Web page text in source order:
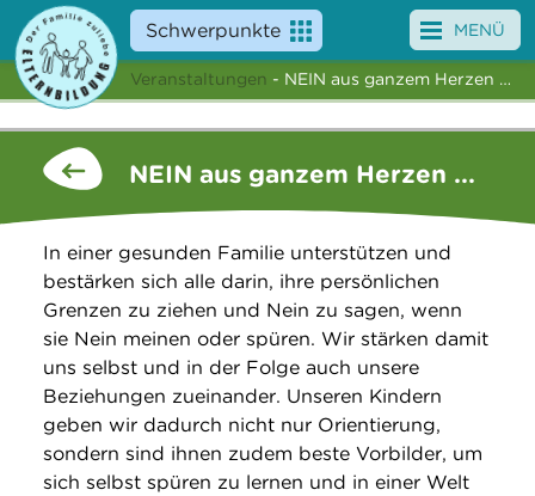
Schwerpunkte
Angebote
Veranstaltungen
Service
Über uns
Suche
MENÜ
Veranstaltungen - NEIN aus ganzem Herzen …
NEIN aus ganzem Herzen ...
In einer gesunden Familie unterstützen und
bestärken sich alle darin, ihre persönlichen
Grenzen zu ziehen und Nein zu sagen, wenn
sie Nein meinen oder spüren. Wir stärken damit
uns selbst und in der Folge auch unsere
Beziehungen zueinander. Unseren Kindern
geben wir dadurch nicht nur Orientierung,
sondern sind ihnen zudem beste Vorbilder, um
sich selbst spüren zu lernen und in einer Welt